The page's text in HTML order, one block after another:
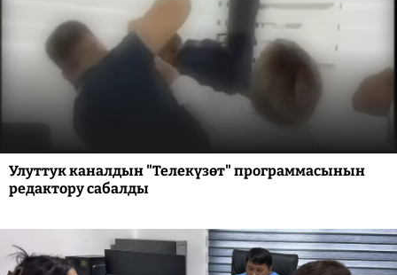
Улуттук каналдын "Телекүзөт" программасынын
редактору сабалды